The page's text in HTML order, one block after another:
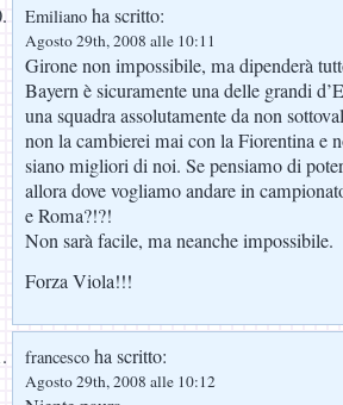
Emiliano ha scritto:
Agosto 29th, 2008 alle 10:11
Girone non impossibile, ma dipenderà
Bayern è sicuramente una delle grandi
una squadra assolutamente da non
non la cambierei mai con la Fiorentina e
siano migliori di noi. Se pensiamo di
allora dove vogliamo andare in
e Roma?!?!
Non sarà facile, ma neanche impossibile.
Forza Viola!!!
francesco ha scritto:
Agosto 29th, 2008 alle 10:12